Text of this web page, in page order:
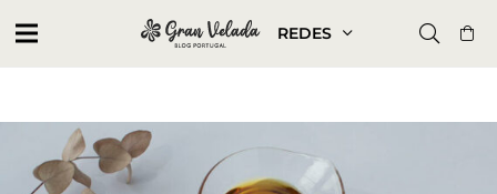
REDES